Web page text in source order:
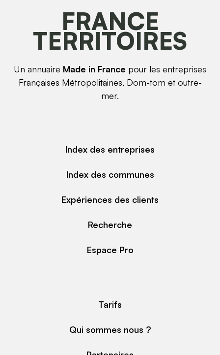
FRANCE
TERRITOIRES
Un annuaire Made in France pour les entreprises
Françaises Métropolitaines, Dom-tom et outre-
mer.
Index des entreprises
Index des communes
Expériences des clients
Recherche
Espace Pro
Tarifs
Qui sommes nous ?